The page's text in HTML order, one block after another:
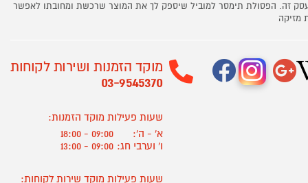
זה. הפסולת תימסר למוביל שיספק לך את המוצר שרכשת ומחובתו לאפשר
מזיקה
מוקד הזמנות ושירות לקוחות
03-9545370
שעות פעילות מוקד הזמנות:
א' - ה':
09:00 - 18:00
ו' וערבי חג: 09:00 - 13:00
שעות פעילות מוקד שירות לקוחות: